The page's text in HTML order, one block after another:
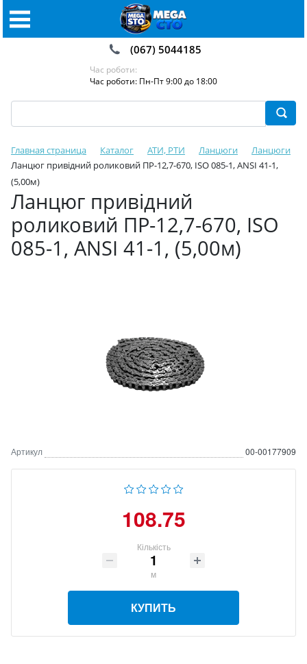
(067) 5044185
Час роботи:
Час роботи: Пн-Пт 9:00 до 18:00
Главная страница Каталог АТИ, РТИ Ланцюги
Ланцюги
Ланцюг привідний роликовий ПР-12,7-670, ISO 085-1, ANSI 41-1,
(5,00м)
Ланцюг привідний
роликовий ПР-12,7-670, ISO
085-1, ANSI 41-1, (5,00м)
Артикул 00-00177909
108.75
Кількість
м
КУПИТЬ